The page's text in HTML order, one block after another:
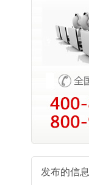
发布的信息